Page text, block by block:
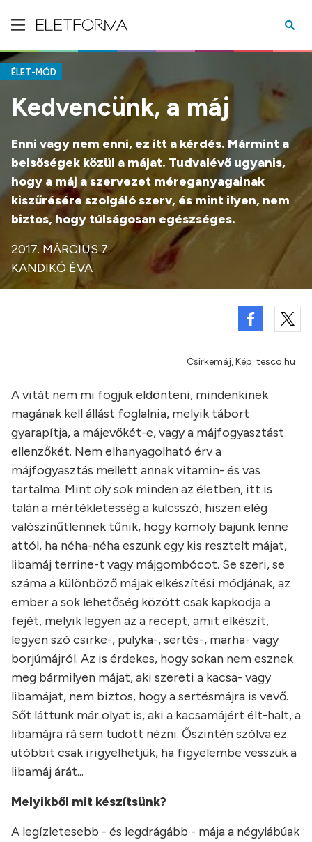
ÉLET-MÓD
Kedvencünk, a máj
Enni vagy nem enni, ez itt a kérdés. Mármint a
belsőségek közül a májat. Tudvalévő ugyanis,
hogy a máj a szervezet méreganyagainak
kiszűrésére szolgáló szerv, és mint ilyen, nem
biztos, hogy túlságosan egészséges.
2017. MÁRCIUS 7.
KANDIKÓ ÉVA
Csirkemáj, Kép: tesco.hu
A vitát nem mi fogjuk eldönteni, mindenkinek
magának kell állást foglalnia, melyik tábort
gyarapítja, a májevőkét-e, vagy a májfogyasztást
ellenzőkét. Nem elhanyagolható érv a
májfogyasztás mellett annak vitamin- és vas
tartalma. Mint oly sok minden az életben, itt is
talán a mértékletesség a kulcsszó, hiszen elég
valószínűtlennek tűnik, hogy komoly bajunk lenne
attól, ha néha-néha eszünk egy kis resztelt májat,
libamáj terrine-t vagy májgombócot. Se szeri, se
száma a különböző májak elkészítési módjának, az
ember a sok lehetőség között csak kapkodja a
fejét, melyik legyen az a recept, amit elkészít,
legyen szó csirke-, pulyka-, sertés-, marha- vagy
borjúmájról. Az is érdekes, hogy sokan nem esznek
meg bármilyen májat, aki szereti a kacsa- vagy
libamájat, nem biztos, hogy a sertésmájra is vevő.
Sőt láttunk már olyat is, aki a kacsamájért élt-halt, a
libamájra rá sem tudott nézni. Őszintén szólva ez
utóbbit csak irigyelhetjük, ha figyelembe vesszük a
libamáj árát...
Melyikből mit készítsünk?
A legízletesebb - és legdrágább - mája a négylábúak